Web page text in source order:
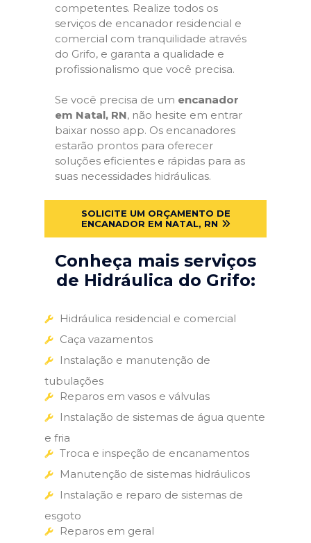
competentes. Realize todos os
serviços de encanador residencial e
comercial com tranquilidade através
do Grifo, e garanta a qualidade e
profissionalismo que você precisa.
Se você precisa de um encanador
em Natal, RN, não hesite em entrar
baixar nosso app. Os encanadores
estarão prontos para oferecer
soluções eficientes e rápidas para as
suas necessidades hidráulicas.
SOLICITE UM ORÇAMENTO DE
ENCANADOR EM NATAL, RN
Conheça mais serviços
de Hidráulica do Grifo:
Hidráulica residencial e comercial
Caça vazamentos
Instalação e manutenção de
tubulações
Reparos em vasos e válvulas
Instalação de sistemas de água quente
e fria
Troca e inspeção de encanamentos
Manutenção de sistemas hidráulicos
Instalação e reparo de sistemas de
esgoto
Reparos em geral